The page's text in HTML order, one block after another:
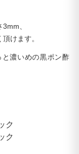
、
けます。
濃いめの黒ポン酢
ク
ク